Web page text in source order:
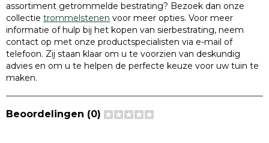
assortiment getrommelde bestrating? Bezoek dan onze
collectie trommelstenen voor meer opties. Voor meer
informatie of hulp bij het kopen van sierbestrating, neem
contact op met onze productspecialisten via e-mail of
telefoon. Zij staan klaar om u te voorzien van deskundig
advies en om u te helpen de perfecte keuze voor uw tuin te
maken.
Beoordelingen (0)